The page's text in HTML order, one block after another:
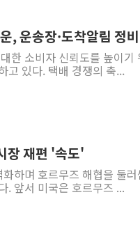
운송장·도착알림 정비
한 소비자 신뢰도를 높이기
고 있다. 택배 경쟁의 축...
장 재편 '속도'
하며 호르무즈 해협을 둘러
. 앞서 미국은 호르무즈 ...